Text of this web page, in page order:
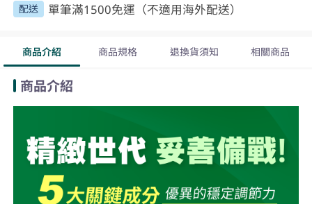
配送 單筆滿1500免運（不適用海外配送）
商品介紹 商品規格 退換貨須知 相關商品
商品介紹